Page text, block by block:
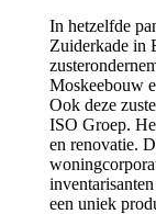
In hetzelfde
Zuiderkade in
Moskeebouw
Ook deze
ISO Groep.
en renovatie.
een uniek